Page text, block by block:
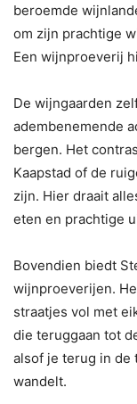
beroemde
om zijn prachtige
Een wijnproeverij
De wijngaarden
adembenemende
bergen. Het
Kaapstad of de
zijn. Hier draait
eten en prachtige
Bovendien biedt
wijnproeverijen.
straatjes vol met
die teruggaan tot
alsof je terug in de
wandelt.